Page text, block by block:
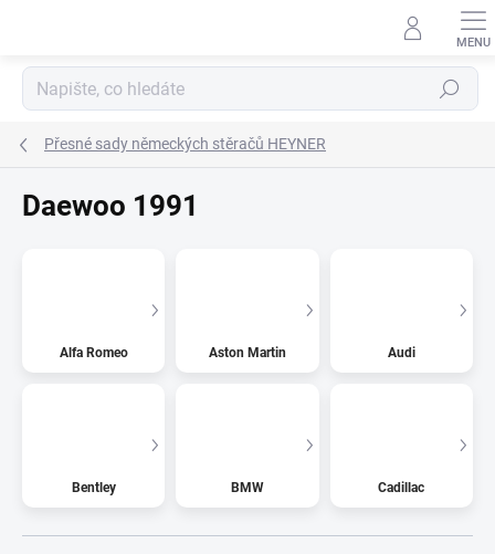
Hledat
Přesné sady německých stěračů HEYNER
Daewoo 1991
Alfa Romeo Aston Martin Audi
Bentley BMW Cadillac